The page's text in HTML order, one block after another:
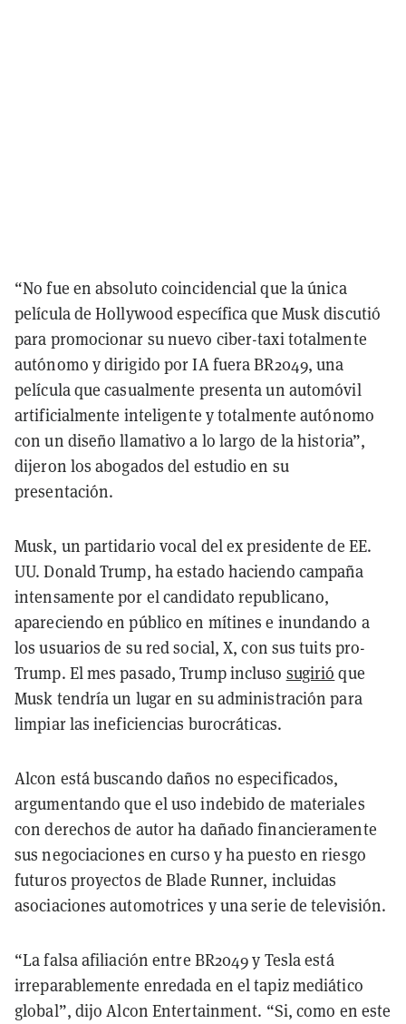
“No fue en absoluto coincidencial que la única
película de Hollywood específica que Musk discutió
para promocionar su nuevo ciber-taxi totalmente
autónomo y dirigido por IA fuera BR2049, una
película que casualmente presenta un automóvil
artificialmente inteligente y totalmente autónomo
con un diseño llamativo a lo largo de la historia”,
dijeron los abogados del estudio en su
presentación.
Musk, un partidario vocal del ex presidente de EE.
UU. Donald Trump, ha estado haciendo campaña
intensamente por el candidato republicano,
apareciendo en público en mítines e inundando a
los usuarios de su red social, X, con sus tuits pro-
Trump. El mes pasado, Trump incluso sugirió que
Musk tendría un lugar en su administración para
limpiar las ineficiencias burocráticas.
Alcon está buscando daños no especificados,
argumentando que el uso indebido de materiales
con derechos de autor ha dañado financieramente
sus negociaciones en curso y ha puesto en riesgo
futuros proyectos de Blade Runner, incluidas
asociaciones automotrices y una serie de televisión.
“La falsa afiliación entre BR2049 y Tesla está
irreparablemente enredada en el tapiz mediático
global”, dijo Alcon Entertainment. “Si, como en este